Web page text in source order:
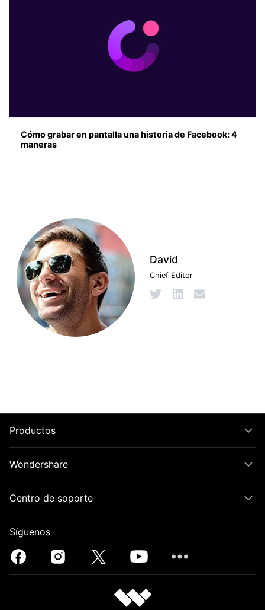
Cómo grabar en pantalla una historia de Facebook: 4
maneras
David
Chief Editor
Productos
Wondershare
Centro de soporte
Síguenos